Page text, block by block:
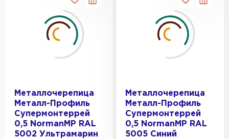
Металлочерепица
Металл-Профиль
Супермонтеррей
0,5 NormanMP RAL
5002 Ультрамарин
Металлочерепица
Металл-Профиль
Супермонтеррей
0,5 NormanMP RAL
5005 Синий